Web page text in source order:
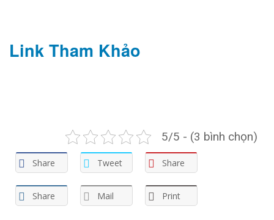
Link Tham Khảo
5/5 - (3 bình chọn)
Share Tweet Share
Share Mail Print